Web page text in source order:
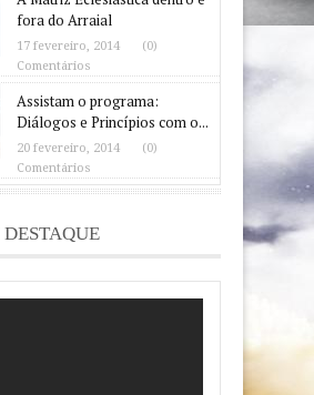
fora do Arraial
17 fevereiro, 2014
(0)
Comentários
Assistam o programa:
Diálogos e Princípios com o...
20 fevereiro, 2014
(0)
Comentários